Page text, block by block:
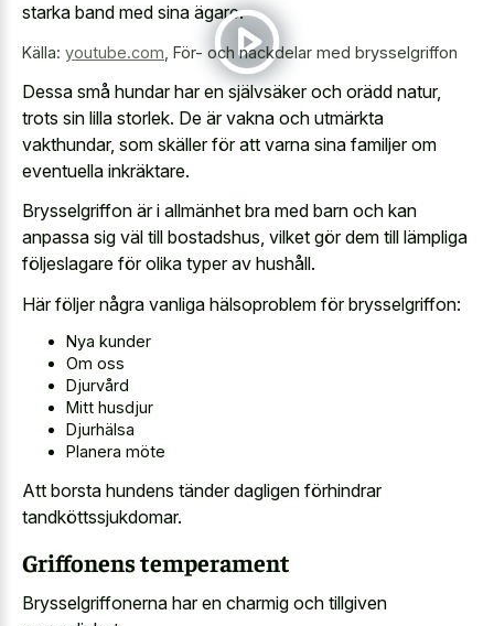
starka band med sina ägare.
Källa: youtube.com För- och nackdelar med brysselgriffon
Dessa små hundar har en självsäker och orädd natur,
trots sin lilla storlek. De är vakna och utmärkta
vakthundar, som skäller för att varna sina familjer om
eventuella inkräktare.
Brysselgriffon är i allmänhet bra med barn och kan
anpassa sig väl till bostadshus, vilket gör dem till lämpliga
följeslagare för olika typer av hushåll.
Här följer några vanliga hälsoproblem för brysselgriffon:
Nya kunder
Om oss
Djurvård
Mitt husdjur
Djurhälsa
Planera möte
Att borsta hundens tänder dagligen förhindrar
tandköttssjukdomar.
Griffonens temperament
Brysselgriffonerna har en charmig och tillgiven